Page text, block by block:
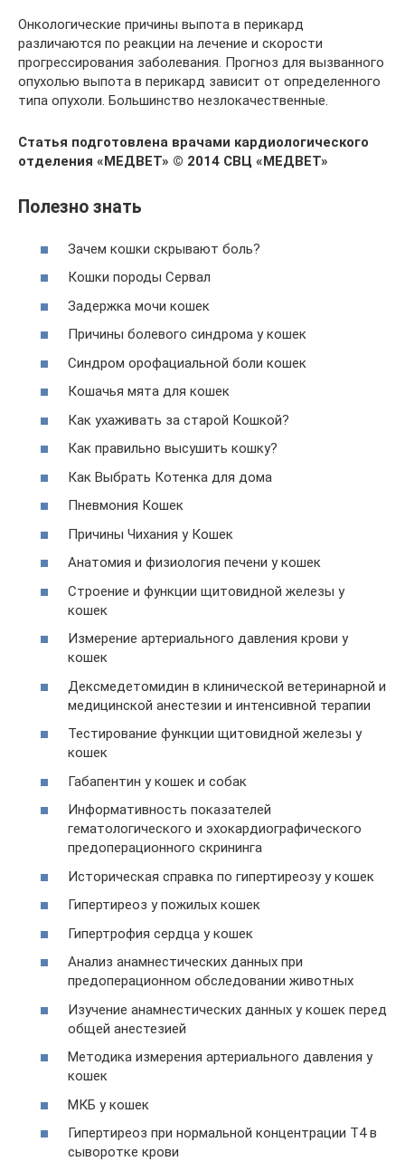
Онкологические причины выпота в перикард
различаются по реакции на лечение и скорости
прогрессирования заболевания. Прогноз для вызванного
опухолью выпота в перикард зависит от определенного
типа опухоли. Большинство незлокачественные.
Статья подготовлена врачами кардиологического
отделения «МЕДВЕТ» © 2014 СВЦ «МЕДВЕТ»
Полезно знать
Зачем кошки скрывают боль?
Кошки породы Сервал
Задержка мочи кошек
Причины болевого синдрома у кошек
Синдром орофациальной боли кошек
Кошачья мята для кошек
Как ухаживать за старой Кошкой?
Как правильно высушить кошку?
Как Выбрать Котенка для дома
Пневмония Кошек
Причины Чихания у Кошек
Анатомия и физиология печени у кошек
Строение и функции щитовидной железы у
кошек
Измерение артериального давления крови у
кошек
Дексмедетомидин в клинической ветеринарной и
медицинской анестезии и интенсивной терапии
Тестирование функции щитовидной железы у
кошек
Габапентин у кошек и собак
Информативность показателей
гематологического и эхокардиографического
предоперационного скрининга
Историческая справка по гипертиреозу у кошек
Гипертиреоз у пожилых кошек
Гипертрофия сердца у кошек
Анализ анамнестических данных при
предоперационном обследовании животных
Изучение анамнестических данных у кошек перед
общей анестезией
Методика измерения артериального давления у
кошек
МКБ у кошек
Гипертиреоз при нормальной концентрации T4 в
сыворотке крови